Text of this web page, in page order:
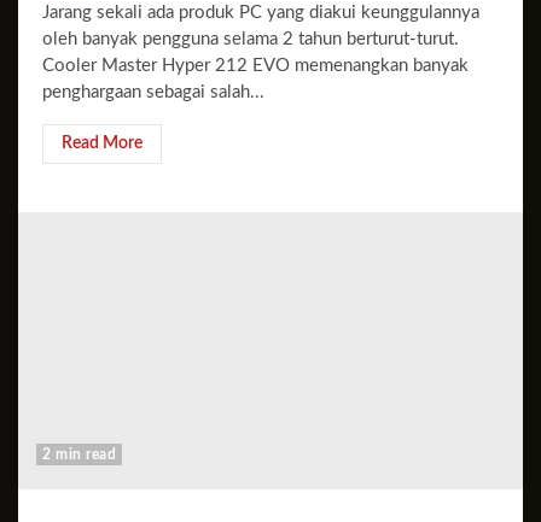
Jarang sekali ada produk PC yang diakui keunggulannya
oleh banyak pengguna selama 2 tahun berturut-turut.
Cooler Master Hyper 212 EVO memenangkan banyak
penghargaan sebagai salah...
Read More
2 min read